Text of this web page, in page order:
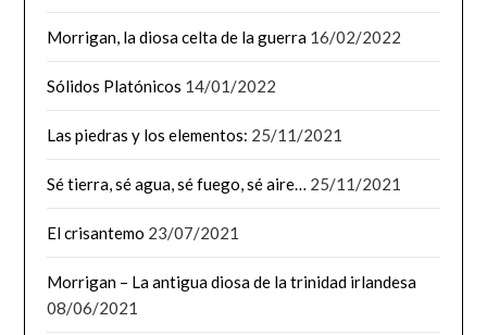
Morrigan, la diosa celta de la guerra 16/02/2022
Sólidos Platónicos 14/01/2022
Las piedras y los elementos: 25/11/2021
Sé tierra, sé agua, sé fuego, sé aire… 25/11/2021
El crisantemo 23/07/2021
Morrigan – La antigua diosa de la trinidad irlandesa
08/06/2021